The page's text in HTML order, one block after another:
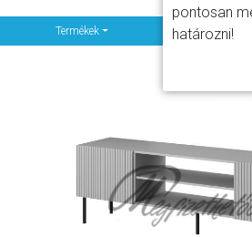
Termékek
pontosan
határozni!